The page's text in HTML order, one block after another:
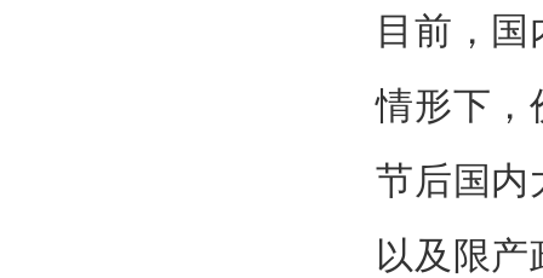
目前，
情形下，
节后国内
以及限